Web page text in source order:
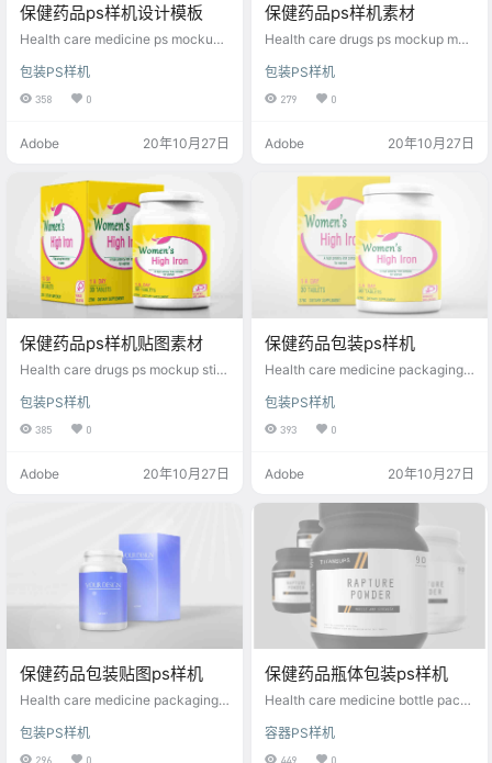
保健药品ps样机设计模板
Health care medicine ps mockup
包装PS样机
358 0
Adobe 20年10月27日
保健药品ps样机素材
Health care drugs ps mockup mat
包装PS样机
279 0
Adobe 20年10月27日
保健药品ps样机贴图素材
Health care drugs ps mockup stic
包装PS样机
385 0
Adobe 20年10月27日
保健药品包装ps样机
Health care medicine packaging
包装PS样机
393 0
Adobe 20年10月27日
保健药品包装贴图ps样机
Health care medicine packaging s
包装PS样机
296 0
保健药品瓶体包装ps样机
Health care medicine bottle pack
容器PS样机
449 0